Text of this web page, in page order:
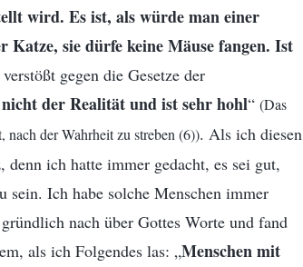
wird. Es ist, als würde man einer
Katze, sie dürfe keine Mäuse fangen. Ist
gegen die Gesetze der
der Realität und ist sehr hohl“ (Das
nach der Wahrheit zu streben (6)). Als ich diesen
ich hatte immer gedacht, es sei gut,
sein. Ich habe solche Menschen immer
nach über Gottes Worte und fand
als ich Folgendes las: „Menschen mit